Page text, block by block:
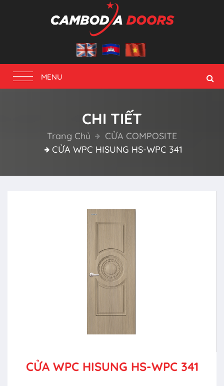
Toggle
navigation
MENU
CHI TIẾT
Trang Chủ
CỬA COMPOSITE
CỬA WPC HISUNG HS-WPC 341
CỬA WPC HISUNG HS-WPC 341